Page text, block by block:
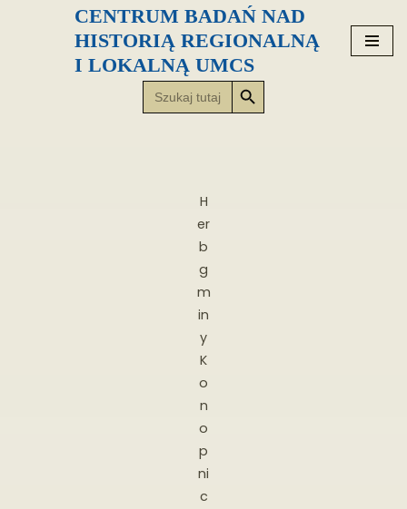
CENTRUM BADAŃ NAD
HISTORIĄ REGIONALNĄ
I LOKALNĄ UMCS
Search
for:
Search Button
H
er
b
g
m
in
y
K
o
n
o
p
ni
c